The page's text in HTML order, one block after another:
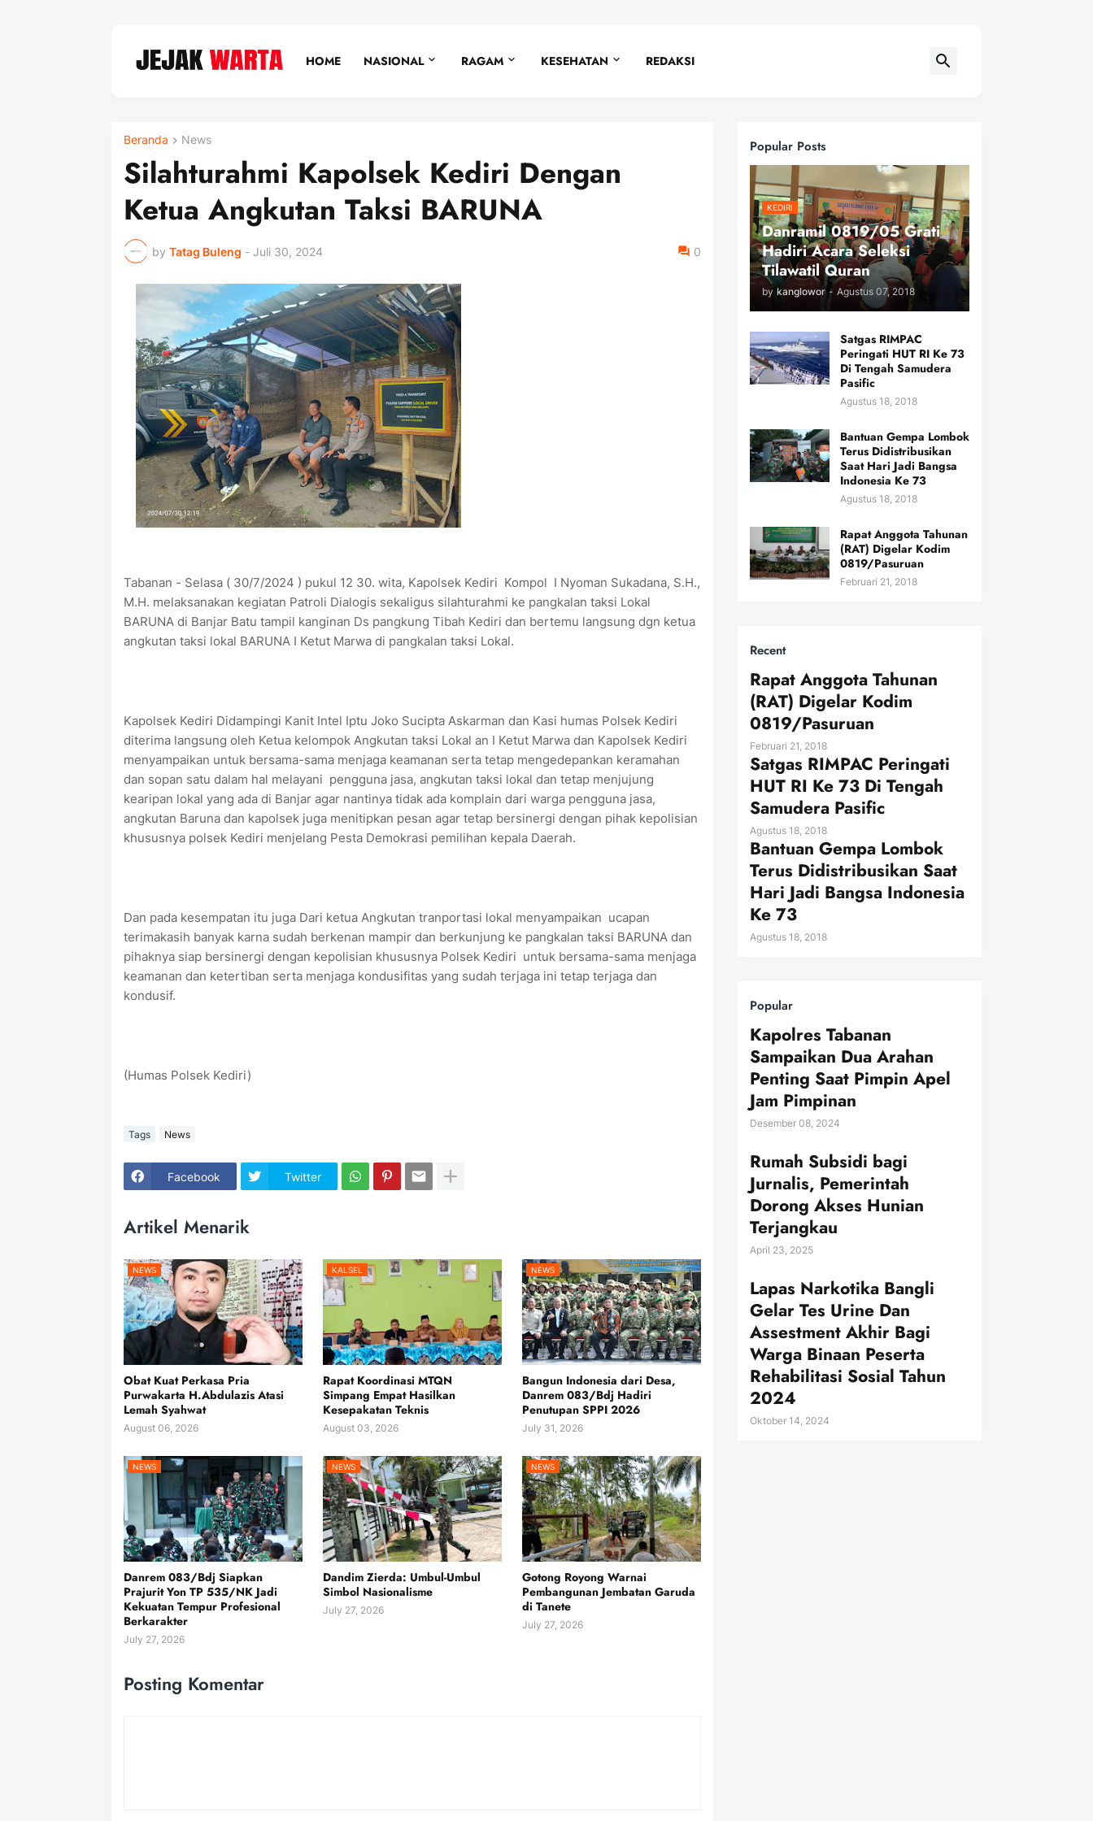
HOME NASIONAL RAGAM KESEHATAN REDAKSI
Beranda News
Silahturahmi Kapolsek Kediri Dengan
Ketua Angkutan Taksi BARUNA
by Tatag Buleng - Juli 30, 2024 0
Tabanan - Selasa ( 30/7/2024 ) pukul 12 30. wita, Kapolsek Kediri Kompol I Nyoman Sukadana, S.H.,
M.H. melaksanakan kegiatan Patroli Dialogis sekaligus silahturahmi ke pangkalan taksi Lokal
BARUNA di Banjar Batu tampil kanginan Ds pangkung Tibah Kediri dan bertemu langsung dgn ketua
angkutan taksi lokal BARUNA I Ketut Marwa di pangkalan taksi Lokal.
Kapolsek Kediri Didampingi Kanit Intel Iptu Joko Sucipta Askarman dan Kasi humas Polsek Kediri
diterima langsung oleh Ketua kelompok Angkutan taksi Lokal an I Ketut Marwa dan Kapolsek Kediri
menyampaikan untuk bersama-sama menjaga keamanan serta tetap mengedepankan keramahan
dan sopan satu dalam hal melayani pengguna jasa, angkutan taksi lokal dan tetap menjujung
kearipan lokal yang ada di Banjar agar nantinya tidak ada komplain dari warga pengguna jasa,
angkutan Baruna dan kapolsek juga menitipkan pesan agar tetap bersinergi dengan pihak kepolisian
khususnya polsek Kediri menjelang Pesta Demokrasi pemilihan kepala Daerah.
Dan pada kesempatan itu juga Dari ketua Angkutan tranportasi lokal menyampaikan ucapan
terimakasih banyak karna sudah berkenan mampir dan berkunjung ke pangkalan taksi BARUNA dan
pihaknya siap bersinergi dengan kepolisian khususnya Polsek Kediri untuk bersama-sama menjaga
keamanan dan ketertiban serta menjaga kondusifitas yang sudah terjaga ini tetap terjaga dan
kondusif.
(Humas Polsek Kediri)
Tags News
Facebook Twitter
Artikel Menarik
NEWS
Obat Kuat Perkasa Pria
Purwakarta H.Abdulazis Atasi
Lemah Syahwat
August 06, 2026
KALSEL
Rapat Koordinasi MTQN
Simpang Empat Hasilkan
Kesepakatan Teknis
August 03, 2026
NEWS
Bangun Indonesia dari Desa,
Danrem 083/Bdj Hadiri
Penutupan SPPI 2026
July 31, 2026
NEWS
Danrem 083/Bdj Siapkan
Prajurit Yon TP 535/NK Jadi
Kekuatan Tempur Profesional
Berkarakter
July 27, 2026
NEWS
Dandim Zierda: Umbul-Umbul
Simbol Nasionalisme
July 27, 2026
NEWS
Gotong Royong Warnai
Pembangunan Jembatan Garuda
di Tanete
July 27, 2026
Posting Komentar
Popular Posts
KEDIRI
Danramil 0819/05 Grati
Hadiri Acara Seleksi
Tilawatil Quran
by kanglowor - Agustus 07, 2018
Satgas RIMPAC
Peringati HUT RI Ke 73
Di Tengah Samudera
Pasific
Agustus 18, 2018
Bantuan Gempa Lombok
Terus Didistribusikan
Saat Hari Jadi Bangsa
Indonesia Ke 73
Agustus 18, 2018
Rapat Anggota Tahunan
(RAT) Digelar Kodim
0819/Pasuruan
Februari 21, 2018
Recent
Rapat Anggota Tahunan
(RAT) Digelar Kodim
0819/Pasuruan
Februari 21, 2018
Satgas RIMPAC Peringati
HUT RI Ke 73 Di Tengah
Samudera Pasific
Agustus 18, 2018
Bantuan Gempa Lombok
Terus Didistribusikan Saat
Hari Jadi Bangsa Indonesia
Ke 73
Agustus 18, 2018
Popular
Kapolres Tabanan
Sampaikan Dua Arahan
Penting Saat Pimpin Apel
Jam Pimpinan
Desember 08, 2024
Rumah Subsidi bagi
Jurnalis, Pemerintah
Dorong Akses Hunian
Terjangkau
April 23, 2025
Lapas Narkotika Bangli
Gelar Tes Urine Dan
Assestment Akhir Bagi
Warga Binaan Peserta
Rehabilitasi Sosial Tahun
2024
Oktober 14, 2024